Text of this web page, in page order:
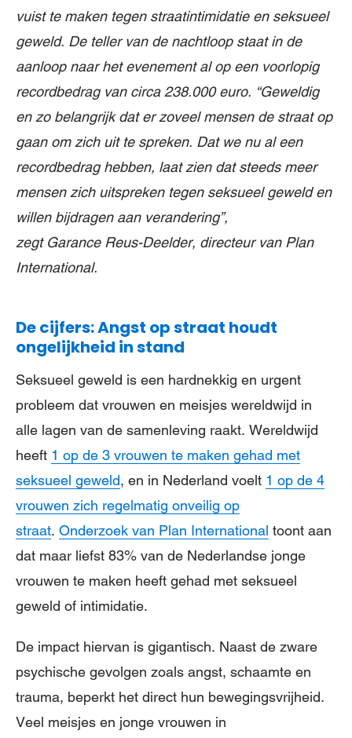
vuist te maken tegen straatintimidatieen seksueel
geweld. De teller van de nachtloop staat in de
aanloop naar het evenement al op een voorlopig
recordbedrag van circa 238.000euro. “Geweldig
en zo belangrijkdat er zoveelmensen de straat op
gaan om zich uit te spreken. Dat we nu al een
recordbedrag hebben, laat zien dat steeds meer
mensen zich uitspreken tegen seksueel geweld en
willen bijdragen aan verandering”,
zegt GaranceReus-Deelder, directeur van Plan
International.
De cijfers: Angst op straat houdt
ongelijkheid in stand
Seksueel geweld is een hardnekkig en urgent
probleem dat vrouwen en meisjes wereldwijd in
alle lagen van de samenleving raakt. Wereldwijd
heeft 1 op de 3 vrouwen te maken gehad met
seksueel geweld, en in Nederland voelt 1 op de 4
vrouwen zich regelmatig onveilig op
straat. Onderzoek van Plan International toont aan
dat maar liefst 83% van de Nederlandse jonge
vrouwen te maken heeft gehad met seksueel
geweld of intimidatie.
De impact hiervan is gigantisch. Naast de zware
psychische gevolgen zoals angst, schaamte en
trauma, beperkt het direct hun bewegingsvrijheid.
Veel meisjes en jonge vrouwen in